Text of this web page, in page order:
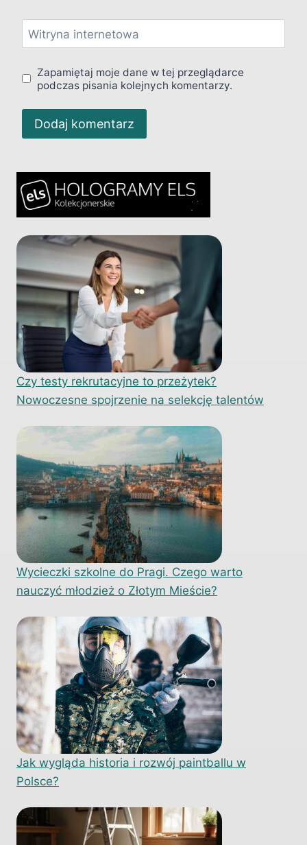
Witryna internetowa
Zapamiętaj moje dane w tej przeglądarce
podczas pisania kolejnych komentarzy.
Czy testy rekrutacyjne to przeżytek?
Nowoczesne spojrzenie na selekcję talentów
Wycieczki szkolne do Pragi. Czego warto
nauczyć młodzież o Złotym Mieście?
Jak wygląda historia i rozwój paintballu w
Polsce?